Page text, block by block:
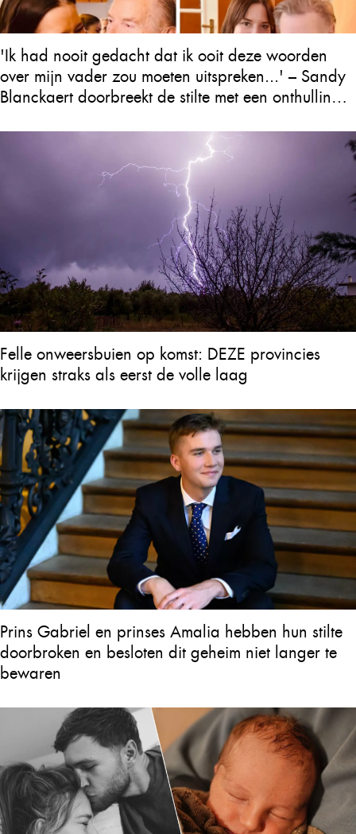
'Ik had nooit gedacht dat ik ooit deze woorden
over mijn vader zou moeten uitspreken...' – Sandy
Blanckaert doorbreekt de stilte met een onthulling
achterlaat
Felle onweersbuien op komst: DEZE provincies
krijgen straks als eerst de volle laag
Prins Gabriel en prinses Amalia hebben hun stilte
doorbroken en besloten dit geheim niet langer te
bewaren